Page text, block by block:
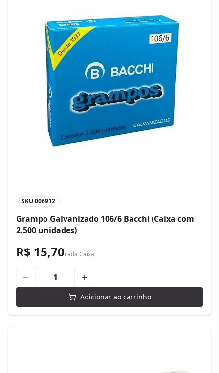
SKU 006912
Grampo Galvanizado 106/6 Bacchi (Caixa com
2.500 unidades)
R$ 15,70cada Caixa
Adicionar ao carrinho